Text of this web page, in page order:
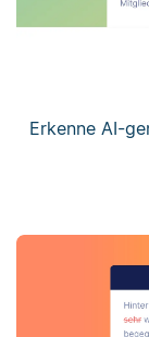
Erkenne AI-